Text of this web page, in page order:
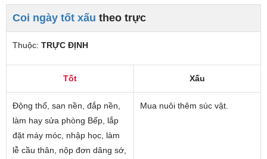
Coi ngày tốt xấu theo trực
Thuộc: TRỰC ĐỊNH
Tốt Xấu
Động thổ, san nền, đắp nền,
làm hay sửa phòng Bếp, lắp
đặt máy móc, nhập học, làm
lễ cầu thân, nộp đơn dâng sớ,
Mua nuôi thêm súc vật.